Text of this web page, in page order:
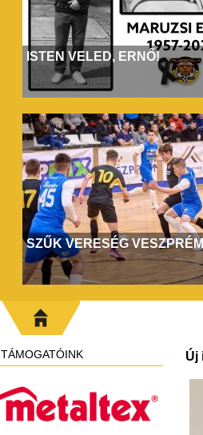
ISTEN VELED, ERNŐ!
SZŰK VERESÉG
TÁMOGATÓINK Új